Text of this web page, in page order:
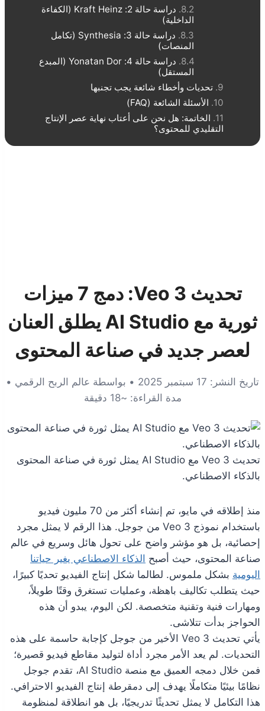
دراسة حالة 2: Kraft Heinz (الكفاءة
الداخلية)
دراسة حالة 3: Synthesia (تكامل
المنصات)
دراسة حالة 4: Yonatan Dor (المبدع
المستقل)
تحديات وأخطاء شائعة يجب تجنبها
الأسئلة الشائعة (FAQ)
الخاتمة: هل نحن على أعتاب نهاية عصر الإنتاج
التقليدي للمحتوى؟
تحديث Veo 3: دمج 7 ميزات
ثورية مع AI Studio يطلق العنان
لعصر جديد في صناعة المحتوى
تاريخ النشر: 17 سبتمبر 2025 • بواسطة عالم الربح الرقمي •
مدة القراءة: ~18 دقيقة
تحديث Veo 3 مع AI Studio يمثل ثورة في صناعة المحتوى
بالذكاء الاصطناعي.
منذ إطلاقه في مايو، تم إنشاء أكثر من 70 مليون فيديو
باستخدام نموذج Veo 3 من جوجل. هذا الرقم لا يمثل مجرد
إحصائية، بل هو مؤشر واضح على تحول هائل وسريع في عالم
صناعة المحتوى، حيث أصبح الذكاء الاصطناعي يغير حياتنا
اليومية بشكل ملموس. لطالما شكل إنتاج الفيديو تحديًا كبيرًا،
حيث يتطلب تكاليف باهظة، وعمليات تستغرق وقتًا طويلاً،
ومهارات فنية وتقنية متخصصة. لكن اليوم، يبدو أن هذه
الحواجز بدأت تتلاشى.
يأتي تحديث Veo 3 الأخير من جوجل كإجابة حاسمة على هذه
التحديات. لم يعد الأمر مجرد أداة لتوليد مقاطع فيديو قصيرة؛
فمن خلال دمجه العميق مع منصة AI Studio، تقدم جوجل
نظامًا بيئيًا متكاملًا يهدف إلى دمقرطة إنتاج الفيديو الاحترافي.
هذا التكامل لا يمثل تحديثًا تدريجيًا، بل هو انطلاقة لمنظومة